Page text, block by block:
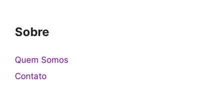
Sobre
Quem Somos
Contato